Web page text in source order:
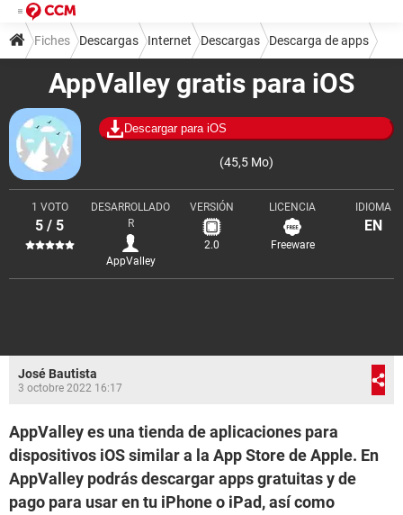
AppValley gratis para iOS
Descargar para iOS
(45,5 Mo)
1 VOTO
5 / 5
DESARROLLADO
R
AppValley
VERSIÓN
2.0
LICENCIA
Freeware
IDIOMA
EN
Fiches Descargas Internet Descargas Descarga de apps
José Bautista
3 octobre 2022 16:17
AppValley es una tienda de aplicaciones para
dispositivos iOS similar a la App Store de Apple. En
AppValley podrás descargar apps gratuitas y de
pago para usar en tu iPhone o iPad, así como